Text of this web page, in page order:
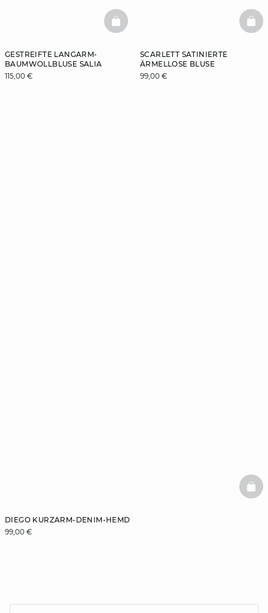
GESTREIFTE LANGARM-
BAUMWOLLBLUSE SALIA
115,00 €
BASKETFULL
SCARLETT SATINIERTE
ÄRMELLOSE BLUSE
99,00 €
DIEGO KURZARM-DENIM-HEMD
99,00 €